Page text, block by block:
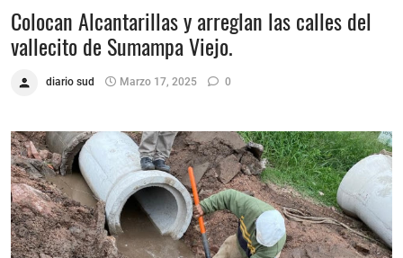
Colocan Alcantarillas y arreglan las calles del
vallecito de Sumampa Viejo.
diario sud Marzo 17, 2025 0